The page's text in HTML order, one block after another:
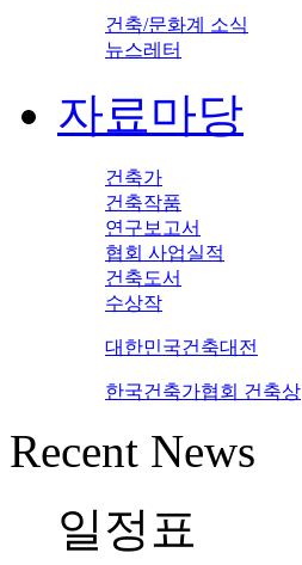
건축/문화계 소식
뉴스레터
자료마당
건축가
건축작품
연구보고서
협회 사업실적
건축도서
수상작
대한민국건축대전
한국건축가협회 건축상
Recent News
일정표